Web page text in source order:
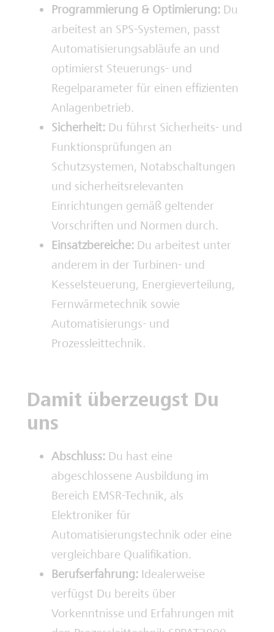
Programmierung & Optimierung: Du
arbeitest an SPS-Systemen, passt
Automatisierungsabläufe an und
optimierst Steuerungs- und
Regelparameter für einen effizienten
Anlagenbetrieb.
Sicherheit: Du führst Sicherheits- und
Funktionsprüfungen an
Schutzsystemen, Notabschaltungen
und sicherheitsrelevanten
Einrichtungen gemäß geltender
Vorschriften und Normen durch.
Einsatzbereiche: Du arbeitest unter
anderem in der Turbinen- und
Kesselsteuerung, Energieverteilung,
Fernwärmetechnik sowie
Automatisierungs- und
Prozessleittechnik.
Damit überzeugst Du
uns
Abschluss: Du hast eine
abgeschlossene Ausbildung im
Bereich EMSR-Technik, als
Elektroniker für
Automatisierungstechnik oder eine
vergleichbare Qualifikation.
Berufserfahrung: Idealerweise
verfügst Du bereits über
Vorkenntnisse und Erfahrungen mit